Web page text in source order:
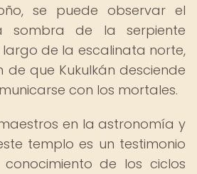
se puede observar el
sombra de la serpiente
de la escalinata norte,
de que Kukulkán desciende
con los mortales.
en la astronomía y
templo es un testimonio
de los ciclos